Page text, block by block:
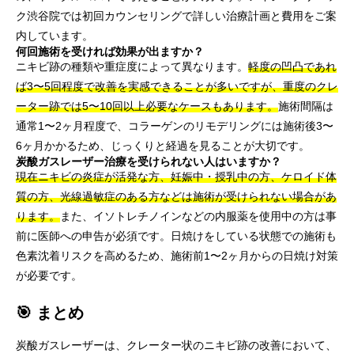
ク渋谷院では初回カウンセリングで詳しい治療計画と費用をご案
内しています。
何回施術を受ければ効果が出ますか？
ニキビ跡の種類や重症度によって異なります。 軽度の凹凸であれ
ば3〜5回程度で改善を実感できることが多いですが、重度のクレ
ーター跡では5〜10回以上必要なケースもあります。施術間隔は
通常1〜2ヶ月程度で、コラーゲンのリモデリングには施術後3〜
6ヶ月かかるため、じっくりと経過を見ることが大切です。
炭酸ガスレーザー治療を受けられない人はいますか？
現在ニキビの炎症が活発な方、妊娠中・授乳中の方、ケロイド体
質の方、光線過敏症のある方などは施術が受けられない場合があ
ります。また、イソトレチノインなどの内服薬を使用中の方は事
前に医師への申告が必須です。日焼けをしている状態での施術も
色素沈着リスクを高めるため、施術前1〜2ヶ月からの日焼け対策
が必要です。
🎯 まとめ
炭酸ガスレーザーは、クレーター状のニキビ跡の改善において、